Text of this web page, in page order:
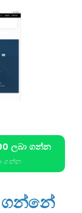
ලබා ගන්න
ගන්න
ගන්නේ